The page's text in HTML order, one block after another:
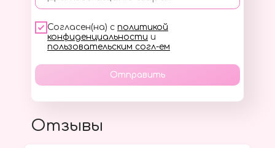
Согласен(на) с политикой
конфиденциальности и
пользовательским согл-ем
Отправить
Отзывы